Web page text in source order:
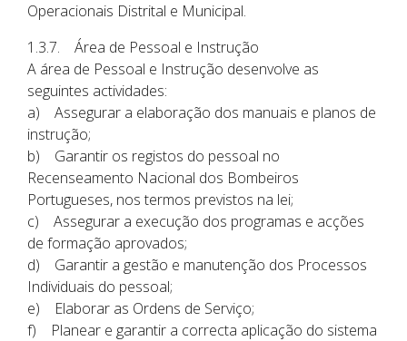
Operacionais Distrital e Municipal.
1.3.7. Área de Pessoal e Instrução
A área de Pessoal e Instrução desenvolve as
seguintes actividades:
a) Assegurar a elaboração dos manuais e planos de
instrução;
b) Garantir os registos do pessoal no
Recenseamento Nacional dos Bombeiros
Portugueses, nos termos previstos na lei;
c) Assegurar a execução dos programas e acções
de formação aprovados;
d) Garantir a gestão e manutenção dos Processos
Individuais do pessoal;
e) Elaborar as Ordens de Serviço;
f) Planear e garantir a correcta aplicação do sistema